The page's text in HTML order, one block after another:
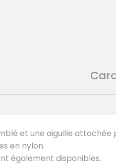
et une aiguille attachée
en nylon.
également disponibles.